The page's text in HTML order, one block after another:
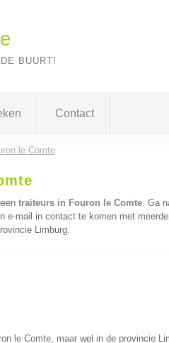
BUURT!
Contact
le Comte
traiteurs in Fouron le Comte. Ga
e-mail in contact te komen met
Limburg.
le Comte, maar wel in de provincie